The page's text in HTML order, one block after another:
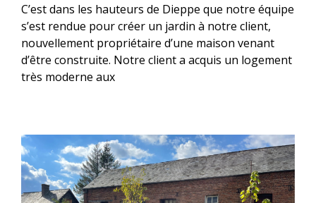
C’est dans les hauteurs de Dieppe que notre équipe
s’est rendue pour créer un jardin à notre client,
nouvellement propriétaire d’une maison venant
d’être construite. Notre client a acquis un logement
très moderne aux